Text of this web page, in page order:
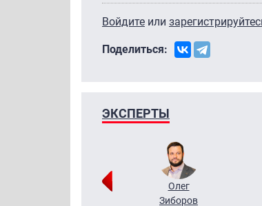
Войдите или
Поделиться:
ЭКСПЕРТЫ
Олег
Зиборов